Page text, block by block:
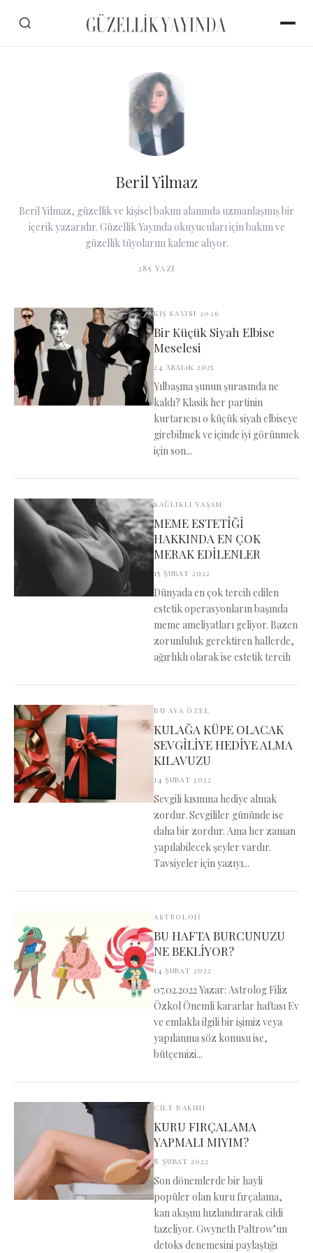
Beril Yilmaz
Beril Yilmaz, güzellik ve kişisel bakım alanında uzmanlaşmış bir
içerik yazarıdır. Güzellik Yayında okuyucuları için bakım ve
güzellik tüyolarını kaleme alıyor.
285 YAZI
KIŞ SAYISI 2026
Bir Küçük Siyah Elbise
Meselesi
24 Aralık 2025
Yılbaşına şunun şurasında ne
kaldı? Klasik her partinin
kurtarıcısı o küçük siyah elbiseye
girebilmek ve içinde iyi görünmek
için son...
SAĞLIKLI YAŞAM
MEME ESTETİĞİ
HAKKINDA EN ÇOK
MERAK EDİLENLER
15 Şubat 2022
Dünyada en çok tercih edilen
estetik operasyonların başında
meme ameliyatları geliyor. Bazen
zorunluluk gerektiren hallerde,
ağırlıklı olarak ise estetik tercih
BU AYA ÖZEL
KULAĞA KÜPE OLACAK
SEVGİLİYE HEDİYE ALMA
KILAVUZU
14 Şubat 2022
Sevgili kısmına hediye almak
zordur. Sevgililer gününde ise
daha bir zordur. Ama her zaman
yapılabilecek şeyler vardır.
Tavsiyeler için yazıyı...
ASTROLOJİ
BU HAFTA BURCUNUZU
NE BEKLİYOR?
14 Şubat 2022
07.02.2022 Yazar: Astrolog Filiz
Özkol Önemli kararlar haftası Ev
ve emlakla ilgili bir işimiz veya
yapılanma söz konusu ise,
bütçemizi...
CİLT BAKIMI
KURU FIRÇALAMA
YAPMALI MIYIM?
8 Şubat 2022
Son dönemlerde bir hayli
popüler olan kuru fırçalama,
kan akışını hızlandırarak cildi
tazeliyor. Gwyneth Paltrow’un
detoks denemesini paylaştığı